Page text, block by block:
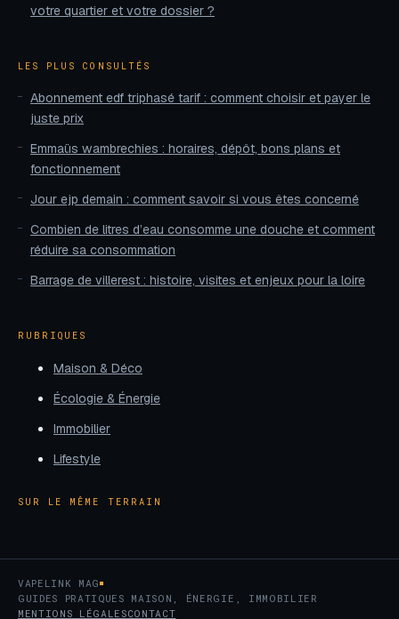
votre quartier et votre dossier ?
LES PLUS CONSULTÉS
Abonnement edf triphasé tarif : comment choisir et payer le
juste prix
Emmaüs wambrechies : horaires, dépôt, bons plans et
fonctionnement
Jour ejp demain : comment savoir si vous êtes concerné
Combien de litres d’eau consomme une douche et comment
réduire sa consommation
Barrage de villerest : histoire, visites et enjeux pour la loire
RUBRIQUES
Maison & Déco
Écologie & Énergie
Immobilier
Lifestyle
SUR LE MÊME TERRAIN
VAPELINK MAG
GUIDES PRATIQUES MAISON, ÉNERGIE, IMMOBILIER
MENTIONS LÉGALESCONTACT